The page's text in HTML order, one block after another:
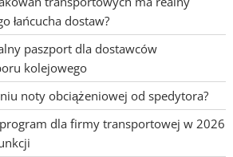
łańcucha dostaw?
paszport dla dostawców
kolejowego
noty obciążeniowej od spedytora?
dla firmy transportowej w 2026